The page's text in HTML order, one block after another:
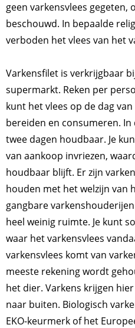
geen varkensvlees
beschouwd. In bepaalde
verboden het vlees van het
Varkensfilet is verkrijgbaar
supermarkt. Reken per
kunt het vlees op de dag
bereiden en consumeren. In
twee dagen houdbaar. Je
van aankoop invriezen,
houdbaar blijft. Er zijn
houden met het welzijn van
gangbare
heel weinig ruimte. Je kunt
waar het varkensvlees
varkensvlees komt van
meeste rekening wordt
het dier. Varkens krijgen
naar buiten. Biologisch
EKO-keurmerk of het